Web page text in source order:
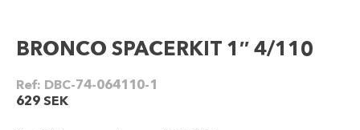
BRONCO SPACERKIT 1″ 4/110
Ref: DBC-74-064110-1
629 SEK